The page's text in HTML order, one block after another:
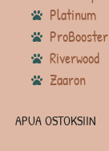
Platinum
ProBooster
Riverwood
Zaaron
APUA OSTOKSIIN